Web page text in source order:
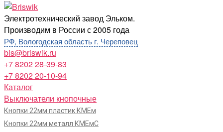
Briswik
Электротехнический завод Эльком.
Производим в России с 2005 года
РФ, Вологодская область г. Череповец
bis@briswik.ru
+7 8202 28-39-83
+7 8202 20-10-94
Каталог
Выключатели кнопочные
Кнопки 22мм пластик КМЕм
Кнопки 22мм металл КМЕмС